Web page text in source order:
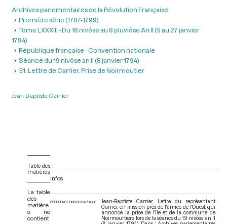
Archives parlementaires de la Révolution Française
Première série (1787-1799)
Tome LXXXIII - Du 16 nivôse au 8 pluviôse An II (5 au 27 janvier
1794)
République française - Convention nationale
Séance du 19 nivôse an II (8 janvier 1794)
51. Lettre de Carrier. Prise de Noirmoutier
Jean-Baptiste Carrier
Table des
matières
La table
des
matière
s ne
contient
Infos
RÉFÉRENCE BIBLIOGRAPHIQUE
Jean-Baptiste Carrier. Lettre du représentant
Carrier, en mission près de l'armée de l'Ouest, qui
annonce la prise de l'île et de la commune de
Noirmourtiers, lors de la séance du 19 nivôse an II